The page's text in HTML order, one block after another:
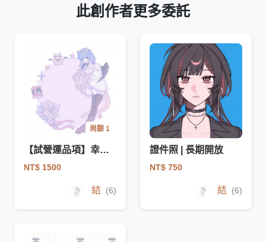
此創作者更多委託
尚餘 1
【試營運品項】幸福圈
NT$ 1500
結 (6)
證件照 | 長期開放
NT$ 750
結 (6)